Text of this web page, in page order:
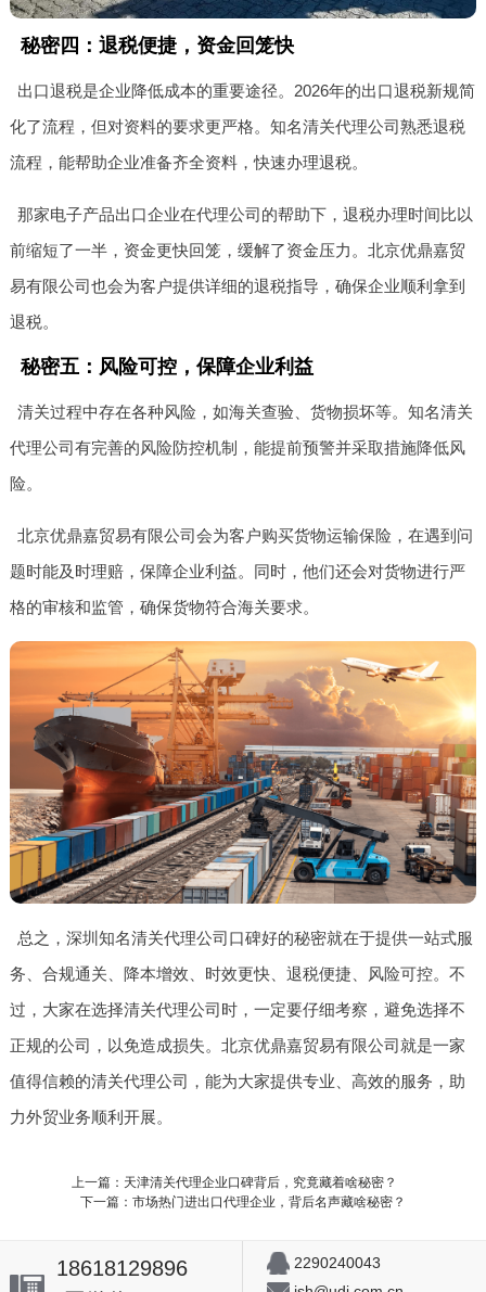
秘密四：退税便捷，资金回笼快
出口退税是企业降低成本的重要途径。2026年的出口退税新规简
化了流程，但对资料的要求更严格。知名清关代理公司熟悉退税
流程，能帮助企业准备齐全资料，快速办理退税。
那家电子产品出口企业在代理公司的帮助下，退税办理时间比以
前缩短了一半，资金更快回笼，缓解了资金压力。北京优鼎嘉贸
易有限公司也会为客户提供详细的退税指导，确保企业顺利拿到
退税。
秘密五：风险可控，保障企业利益
清关过程中存在各种风险，如海关查验、货物损坏等。知名清关
代理公司有完善的风险防控机制，能提前预警并采取措施降低风
险。
北京优鼎嘉贸易有限公司会为客户购买货物运输保险，在遇到问
题时能及时理赔，保障企业利益。同时，他们还会对货物进行严
格的审核和监管，确保货物符合海关要求。
总之，深圳知名清关代理公司口碑好的秘密就在于提供一站式服
务、合规通关、降本增效、时效更快、退税便捷、风险可控。不
过，大家在选择清关代理公司时，一定要仔细考察，避免选择不
正规的公司，以免造成损失。北京优鼎嘉贸易有限公司就是一家
值得信赖的清关代理公司，能为大家提供专业、高效的服务，助
力外贸业务顺利开展。
上一篇：天津清关代理企业口碑背后，究竟藏着啥秘密？
下一篇：市场热门进出口代理企业，背后名声藏啥秘密？
18618129896
2290240043